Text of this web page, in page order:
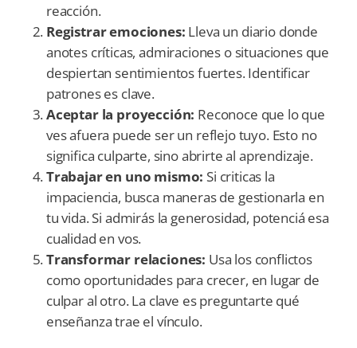
reacción.
Registrar emociones: Lleva un diario donde
anotes críticas, admiraciones o situaciones que
despiertan sentimientos fuertes. Identificar
patrones es clave.
Aceptar la proyección: Reconoce que lo que
ves afuera puede ser un reflejo tuyo. Esto no
significa culparte, sino abrirte al aprendizaje.
Trabajar en uno mismo: Si criticas la
impaciencia, busca maneras de gestionarla en
tu vida. Si admirás la generosidad, potenciá esa
cualidad en vos.
Transformar relaciones: Usa los conflictos
como oportunidades para crecer, en lugar de
culpar al otro. La clave es preguntarte qué
enseñanza trae el vínculo.